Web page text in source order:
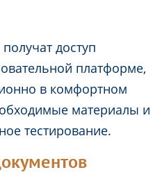
доступ
платформе,
в комфортном
материалы и
тестирование.